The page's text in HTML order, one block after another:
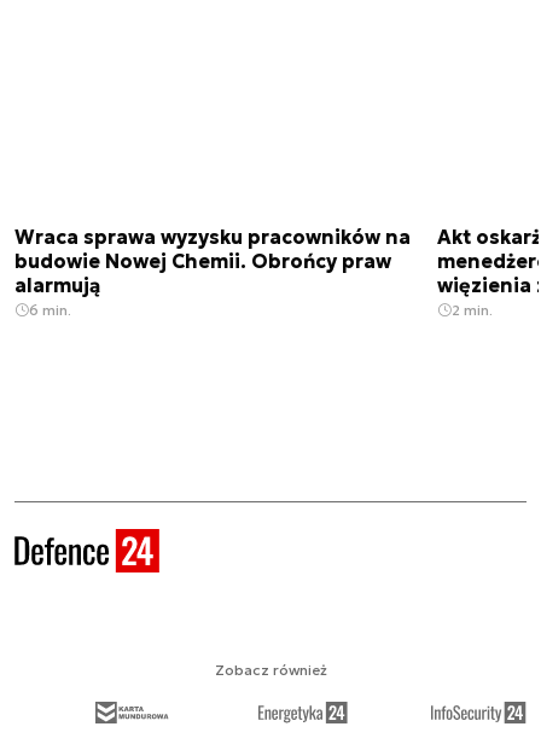
Wraca sprawa wyzysku pracowników na
budowie Nowej Chemii. Obrońcy praw
alarmują
6 min.
Akt
więzienia
2 min.
Zobacz również